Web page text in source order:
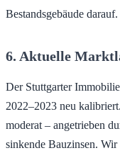
Bestandsgebäude darauf.
6. Aktuelle
Der Stuttgarter
2022–2023 neu
moderat – angetrieben
sinkende Bauzinsen.